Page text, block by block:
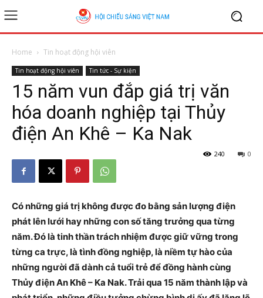
Home Tin hoạt động hội viên
Tin hoạt động hội viên Tin tức - Sự kiện
15 năm vun đắp giá trị văn
hóa doanh nghiệp tại Thủy
điện An Khê – Ka Nak
0
240
Có những giá trị không được đo bằng sản lượng điện
phát lên lưới hay những con số tăng trưởng qua từng
năm. Đó là tinh thần trách nhiệm được giữ vững trong
từng ca trực, là tình đồng nghiệp, là niềm tự hào của
những người đã dành cả tuổi trẻ để đồng hành cùng
Thủy điện An Khê – Ka Nak. Trải qua 15 năm thành lập và